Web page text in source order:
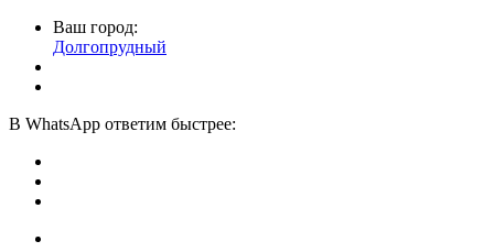
Ваш город:
Долгопрудный
В WhatsApp ответим быстрее: